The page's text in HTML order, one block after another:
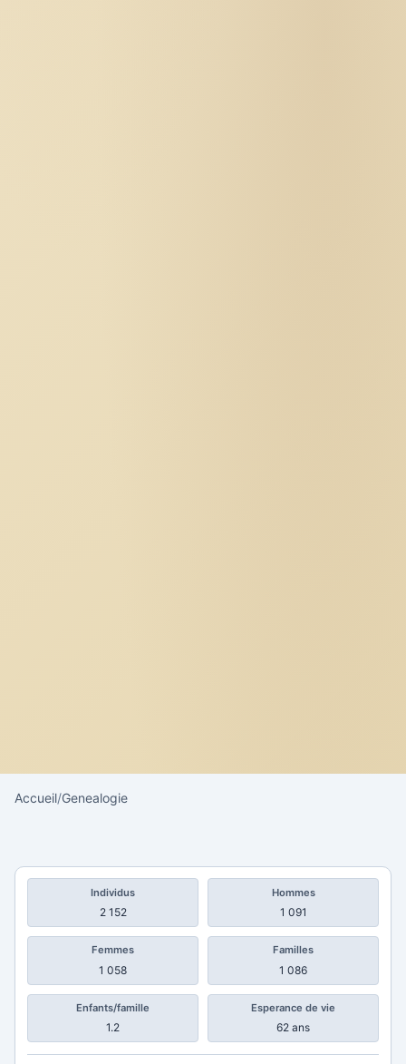
Accueil/Genealogie
Individus
2 152
Hommes
1 091
Femmes
1 058
Familles
1 086
Enfants/famille
1.2
Esperance de vie
62 ans